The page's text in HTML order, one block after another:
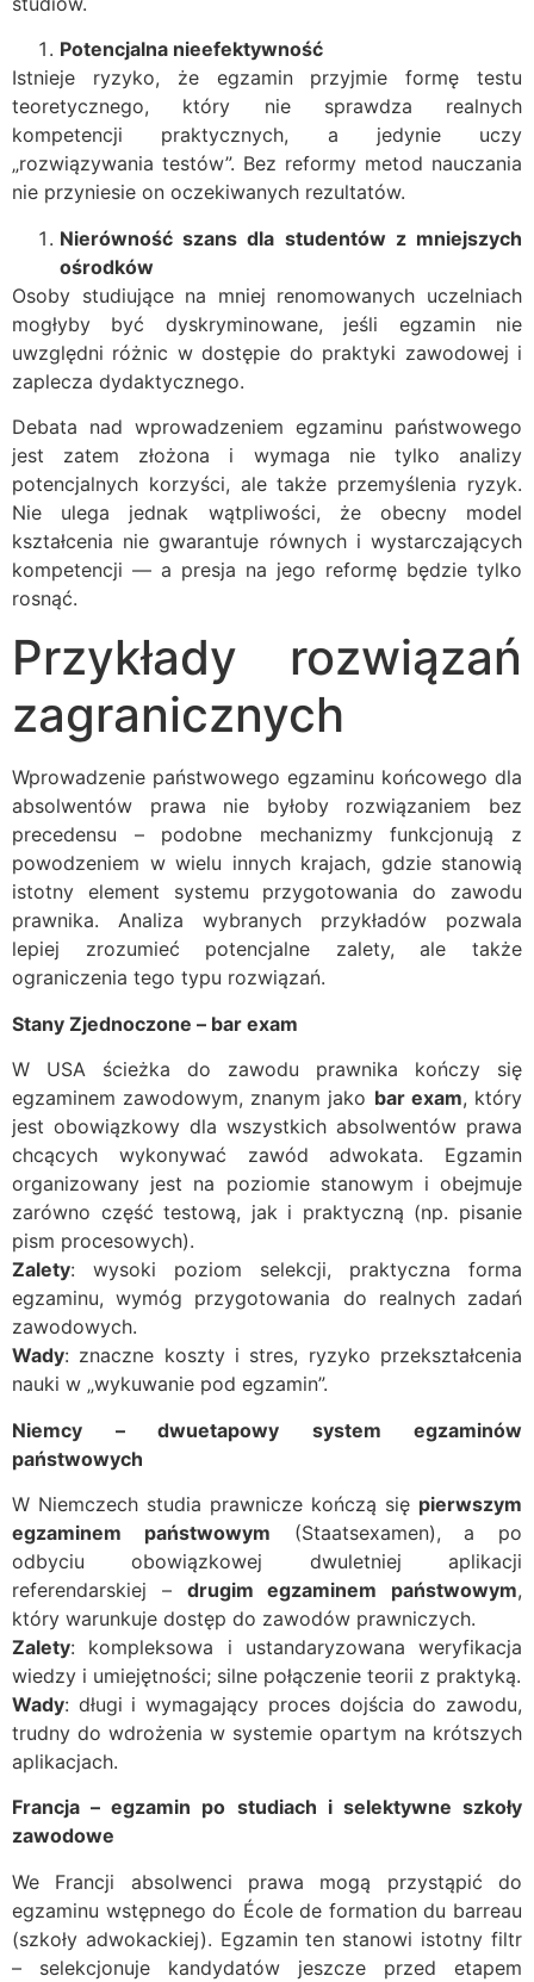
Potencjalna nieefektywność
Istnieje ryzyko, że egzamin przyjmie formę testu
teoretycznego, który nie sprawdza realnych
kompetencji praktycznych, a jedynie uczy
„rozwiązywania testów”. Bez reformy metod nauczania
nie przyniesie on oczekiwanych rezultatów.
Nierówność szans dla studentów z mniejszych
ośrodków
Osoby studiujące na mniej renomowanych uczelniach
mogłyby być dyskryminowane, jeśli egzamin nie
uwzględni różnic w dostępie do praktyki zawodowej i
zaplecza dydaktycznego.
Debata nad wprowadzeniem egzaminu państwowego
jest zatem złożona i wymaga nie tylko analizy
potencjalnych korzyści, ale także przemyślenia ryzyk.
Nie ulega jednak wątpliwości, że obecny model
kształcenia nie gwarantuje równych i wystarczających
kompetencji — a presja na jego reformę będzie tylko
rosnąć.
Przykłady rozwiązań
zagranicznych
Wprowadzenie państwowego egzaminu końcowego dla
absolwentów prawa nie byłoby rozwiązaniem bez
precedensu – podobne mechanizmy funkcjonują z
powodzeniem w wielu innych krajach, gdzie stanowią
istotny element systemu przygotowania do zawodu
prawnika. Analiza wybranych przykładów pozwala
lepiej zrozumieć potencjalne zalety, ale także
ograniczenia tego typu rozwiązań.
Stany Zjednoczone – bar exam
W USA ścieżka do zawodu prawnika kończy się
egzaminem zawodowym, znanym jako bar exam, który
jest obowiązkowy dla wszystkich absolwentów prawa
chcących wykonywać zawód adwokata. Egzamin
organizowany jest na poziomie stanowym i obejmuje
zarówno część testową, jak i praktyczną (np. pisanie
pism procesowych).
Zalety: wysoki poziom selekcji, praktyczna forma
egzaminu, wymóg przygotowania do realnych zadań
zawodowych.
Wady: znaczne koszty i stres, ryzyko przekształcenia
nauki w „wykuwanie pod egzamin”.
Niemcy – dwuetapowy system egzaminów
państwowych
W Niemczech studia prawnicze kończą się pierwszym
egzaminem państwowym (Staatsexamen), a po
odbyciu obowiązkowej dwuletniej aplikacji
referendarskiej – drugim egzaminem państwowym,
który warunkuje dostęp do zawodów prawniczych.
Zalety: kompleksowa i ustandaryzowana weryfikacja
wiedzy i umiejętności; silne połączenie teorii z praktyką.
Wady: długi i wymagający proces dojścia do zawodu,
trudny do wdrożenia w systemie opartym na krótszych
aplikacjach.
Francja – egzamin po studiach i selektywne szkoły
zawodowe
We Francji absolwenci prawa mogą przystąpić do
egzaminu wstępnego do École de formation du barreau
(szkoły adwokackiej). Egzamin ten stanowi istotny filtr
– selekcjonuje kandydatów jeszcze przed etapem